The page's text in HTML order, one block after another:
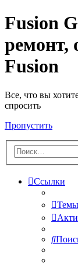
Fusion
ремонт,
Fusion
Все, что вы
спросить
Пропустить
Ссылки
Темы